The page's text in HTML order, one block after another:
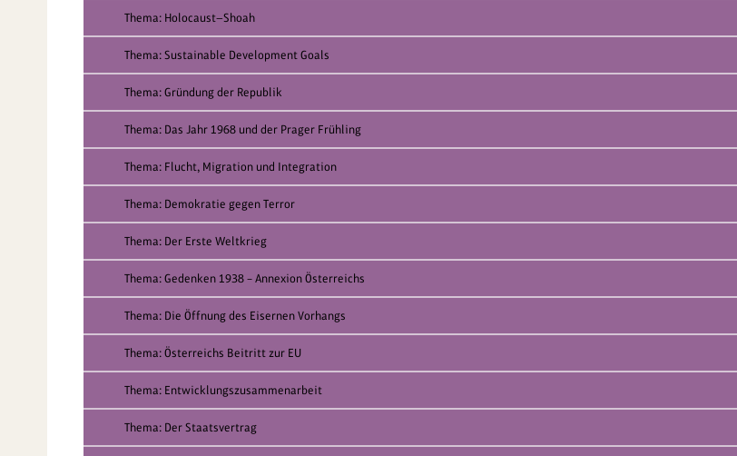
Thema: Holocaust—Shoah
Thema: Sustainable Development Goals
Thema: Gründung der Republik
Thema: Das Jahr 1968 und der Prager Frühling
Thema: Flucht, Migration und Integration
Thema: Demokratie gegen Terror
Thema: Der Erste Weltkrieg
Thema: Gedenken 1938 – Annexion Österreichs
Thema: Die Öffnung des Eisernen Vorhangs
Thema: Österreichs Beitritt zur EU
Thema: Entwicklungszusammenarbeit
Thema: Der Staatsvertrag